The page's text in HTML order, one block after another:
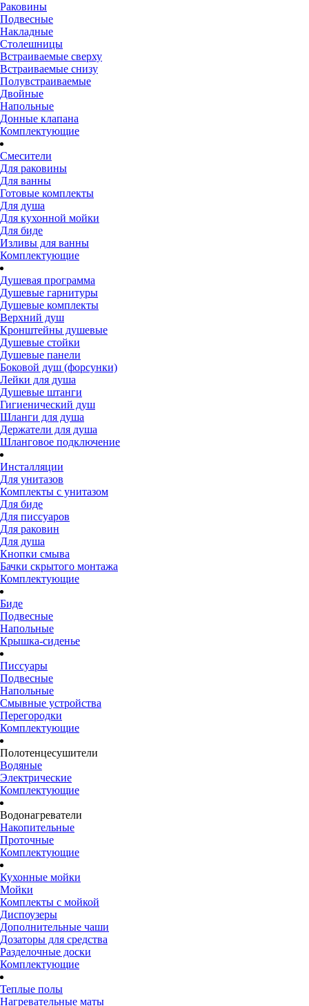
Раковины
Подвесные
Накладные
Столешницы
Встраиваемые сверху
Встраиваемые снизу
Полувстраиваемые
Двойные
Напольные
Донные клапана
Комплектующие
Смесители
Для раковины
Для ванны
Готовые комплекты
Для душа
Для кухонной мойки
Для биде
Изливы для ванны
Комплектующие
Душевая программа
Душевые гарнитуры
Душевые комплекты
Верхний душ
Кронштейны душевые
Душевые стойки
Душевые панели
Боковой душ (форсунки)
Лейки для душа
Душевые штанги
Гигиенический душ
Шланги для душа
Держатели для душа
Шланговое подключение
Инсталляции
Для унитазов
Комплекты с унитазом
Для биде
Для писсуаров
Для раковин
Для душа
Кнопки смыва
Бачки скрытого монтажа
Комплектующие
Биде
Подвесные
Напольные
Крышка-сиденье
Писсуары
Подвесные
Напольные
Смывные устройства
Перегородки
Комплектующие
Полотенцесушители
Водяные
Электрические
Комплектующие
Водонагреватели
Накопительные
Проточные
Комплектующие
Кухонные мойки
Мойки
Комплекты с мойкой
Диспоузеры
Дополнительные чаши
Дозаторы для средства
Разделочные доски
Комплектующие
Теплые полы
Нагревательные маты